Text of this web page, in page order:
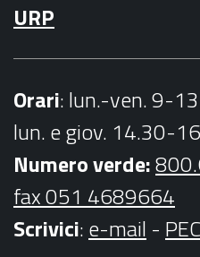
URP
Orari: lun.-ven. 9-
lun. e giov. 14.30-
Numero verde:
fax 051 4689664
Scrivici:e-mail - PEC